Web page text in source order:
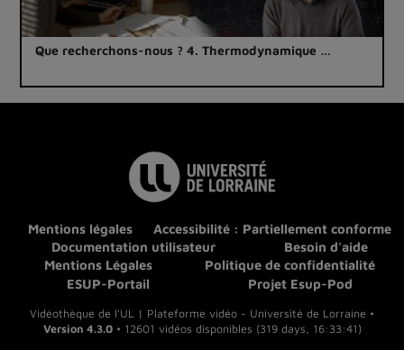
Que recherchons-nous ? 4. Thermodynamique …
Mentions légales
Accessibilité : Partiellement conforme
Documentation utilisateur
Besoin d'aide
Mentions Légales
Politique de confidentialité
ESUP-Portail
Projet Esup-Pod
Vidéothèque de l'UL | Plateforme vidéo - Université de Lorraine •
Version 4.3.0• 12601 vidéos disponibles (319 days, 16:33:41)